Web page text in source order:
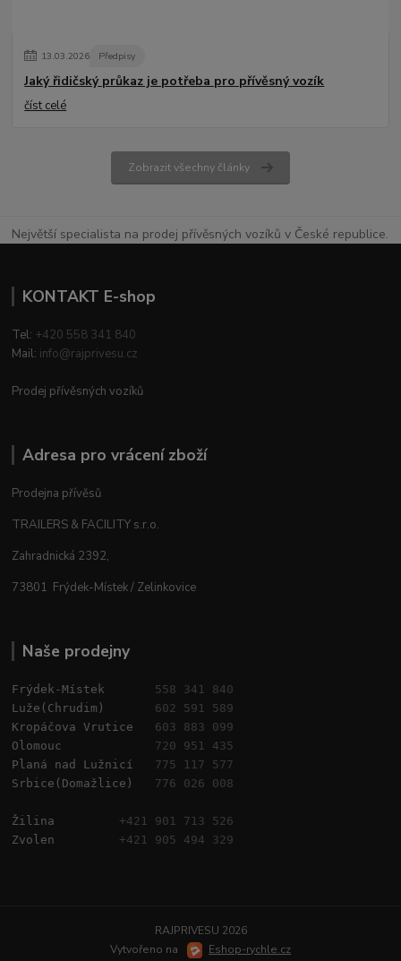
13.03.2026 Předpisy
Jaký řidičský průkaz je potřeba pro přívěsný vozík
číst celé
Zobrazit všechny články
Největší specialista na prodej přívěsných vozíků v České republice.
KONTAKT E-shop
Tel: +420 558 341 840
Mail: info@rajprivesu.cz
Prodej přívěsných vozíků
Adresa pro vrácení zboží
Prodejna přívěsů
TRAILERS & FACILITY s.r.o.
Zahradnická 2392,
73801 Frýdek-Místek / Zelinkovice
Naše prodejny
Frýdek-Místek 558 341 840
Luže(Chrudim) 602 591 589
Kropáčova Vrutice 603 883 099
Olomouc 720 951 435
Planá nad Lužnicí 775 117 577
Srbice(Domažlice) 776 026 008
Žilina +421 901 713 526
Zvolen +421 905 494 329
RAJPRIVESU 2026
Vytvořeno na
Eshop-rychle.cz